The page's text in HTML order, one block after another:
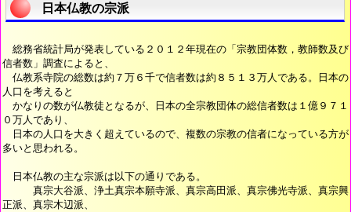
日本仏教の宗派
総務省統計局が発表している２０１２年現在の「宗教団体数，教師数及び
信者数」調査によると、
仏教系寺院の総数は約７万６千で信者数は約８５１３万人である。日本の
人口を考えると
かなりの数が仏教徒となるが、日本の全宗教団体の総信者数は１億９７１
０万人であり、
日本の人口を大きく超えているので、複数の宗教の信者になっている方が
多いと思われる。
日本仏教の主な宗派は以下の通りである。
真宗大谷派、浄土真宗本願寺派、真宗高田派、真宗佛光寺派、真宗興
正派、真宗木辺派、